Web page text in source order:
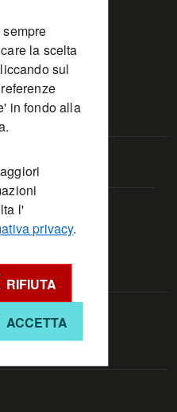
la scelta
sul
in fondo alla
l'
privacy.
RIFIUTA
ACCETTA